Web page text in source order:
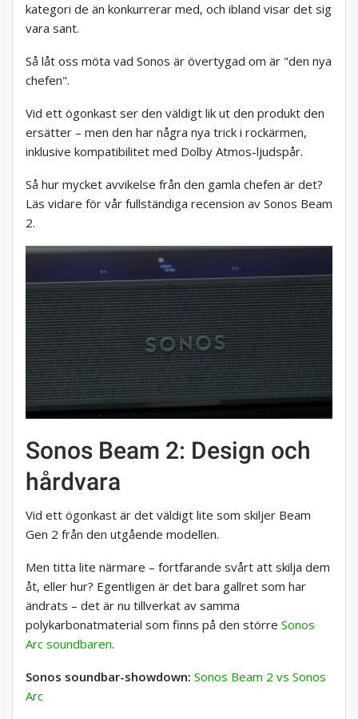
kategori de än konkurrerar med, och ibland visar det sig
vara sant.
Så låt oss möta vad Sonos är övertygad om är "den nya
chefen".
Vid ett ögonkast ser den väldigt lik ut den produkt den
ersätter – men den har några nya trick i rockärmen,
inklusive kompatibilitet med Dolby Atmos-ljudspår.
Så hur mycket avvikelse från den gamla chefen är det?
Läs vidare för vår fullständiga recension av Sonos Beam
2.
Sonos Beam 2: Design och
hårdvara
Vid ett ögonkast är det väldigt lite som skiljer Beam
Gen 2 från den utgående modellen.
Men titta lite närmare – fortfarande svårt att skilja dem
åt, eller hur? Egentligen är det bara gallret som har
ändrats – det är nu tillverkat av samma
polykarbonatmaterial som finns på den större Sonos
Arc soundbaren.
Sonos soundbar-showdown: Sonos Beam 2 vs Sonos
Arc